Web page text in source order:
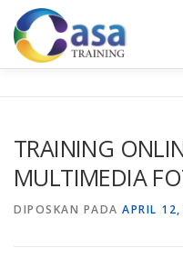
Lompat
konten
KONTAK KAMI
TRAINING
MULTIMEDIA
DIPOSKAN PADA APRIL